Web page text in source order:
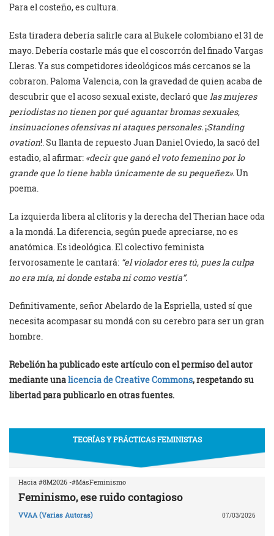
Para el costeño, es cultura.
Esta tiradera debería salirle cara al Bukele colombiano el 31 de
mayo. Debería costarle más que el coscorrón del finado Vargas
Lleras. Ya sus competidores ideológicos más cercanos se la
cobraron. Paloma Valencia, con la gravedad de quien acaba de
descubrir que el acoso sexual existe, declaró que las mujeres
periodistas no tienen por qué aguantar bromas sexuales,
insinuaciones ofensivas ni ataques personales. ¡Standing
ovation!. Su llanta de repuesto Juan Daniel Oviedo, la sacó del
estadio, al afirmar: «decir que ganó el voto femenino por lo
grande que lo tiene habla únicamente de su pequeñez».Un
poema.
La izquierda libera al clítoris y la derecha del Therian hace oda
a la mondá. La diferencia, según puede apreciarse, no es
anatómica. Es ideológica. El colectivo feminista
fervorosamente le cantará: “el violador eres tú, pues la culpa
no era mía, ni donde estaba ni como vestía”.
Definitivamente, señor Abelardo de la Espriella, usted sí que
necesita acompasar su mondá con su cerebro para ser un gran
hombre.
Rebelión ha publicado este artículo con el permiso del autor
mediante unalicencia de Creative Commons, respetando su
libertad para publicarlo en otras fuentes.
TEORÍAS Y PRÁCTICAS FEMINISTAS
Hacia #8M2026 -#MásFeminismo
Feminismo, ese ruido contagioso
VVAA (Varias Autoras) 07/03/2026